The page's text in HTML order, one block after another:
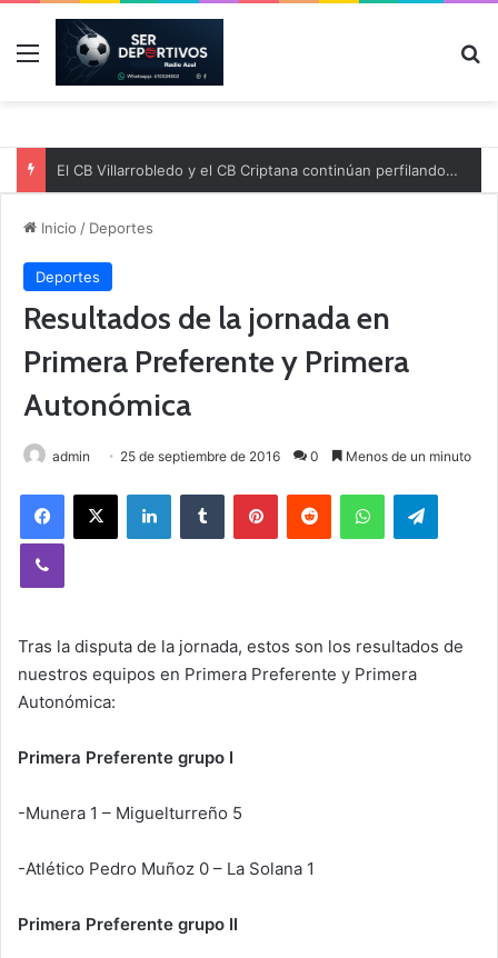
Menú
El CB Villarrobledo y el CB Criptana continúan perfilando sus plantillas
Inicio / Deportes
Deportes
Resultados de la jornada en
Primera Preferente y Primera
Autonómica
admin 25 de septiembre de 2016 0 Menos de un minuto
Tras la disputa de la jornada, estos son los resultados de
nuestros equipos en Primera Preferente y Primera
Autonómica:
Primera Preferente grupo I
-Munera 1 – Miguelturreño 5
-Atlético Pedro Muñoz 0 – La Solana 1
Primera Preferente grupo II